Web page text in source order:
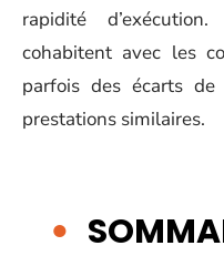
rapidité
cohabitent avec les
parfois des écarts
prestations similaires.